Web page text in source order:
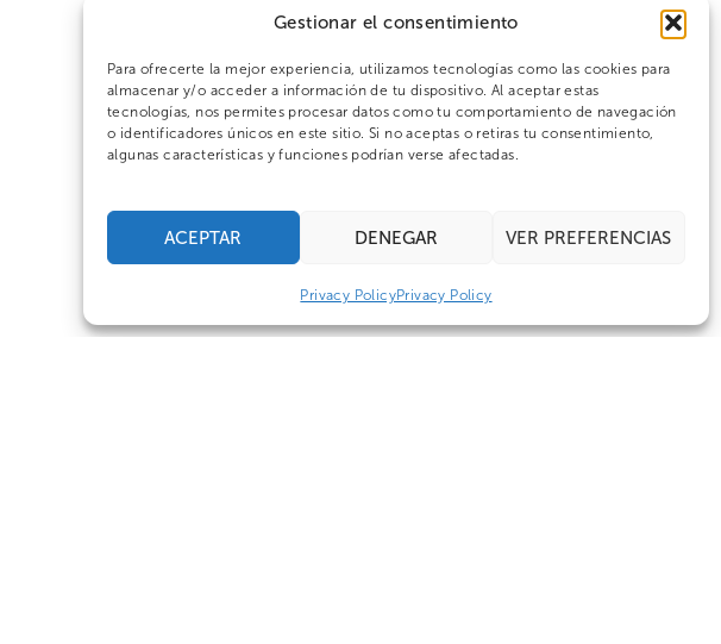
Gestionar el consentimiento
Para ofrecerte la mejor experiencia, utilizamos tecnologías como las cookies para
almacenar y/o acceder a información de tu dispositivo. Al aceptar estas
tecnologías, nos permites procesar datos como tu comportamiento de navegación
o identificadores únicos en este sitio. Si no aceptas o retiras tu consentimiento,
algunas características y funciones podrían verse afectadas.
ACEPTAR DENEGAR VER PREFERENCIAS
Privacy PolicyPrivacy Policy